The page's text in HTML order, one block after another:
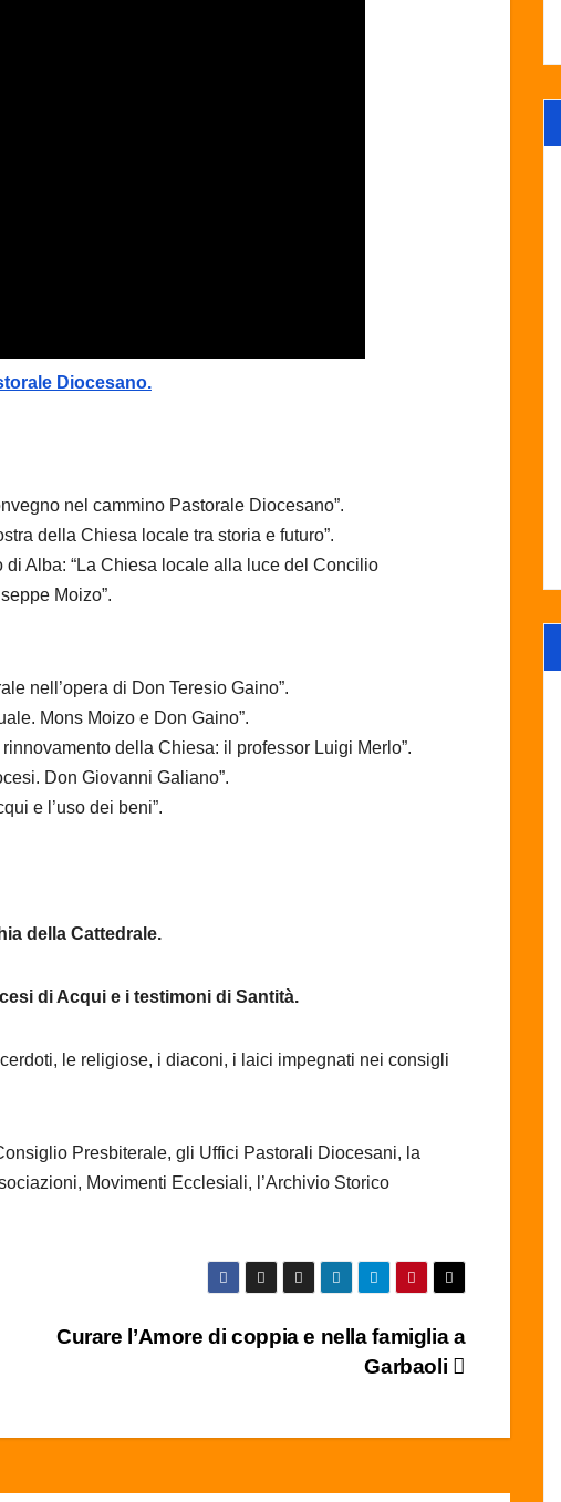
Diocesano.
nel cammino Pastorale Diocesano”.
della Chiesa locale tra storia e futuro”.
di Alba: “La Chiesa locale alla luce del Concilio
Moizo”.
nell’opera di Don Teresio Gaino”.
Mons Moizo e Don Gaino”.
della Chiesa: il professor Luigi Merlo”.
Don Giovanni Galiano”.
e l’uso dei beni”.
della Cattedrale.
di Acqui e i testimoni di Santità.
le religiose, i diaconi, i laici impegnati nei consigli
Presbiterale, gli Uffici Pastorali Diocesani, la
Movimenti Ecclesiali, l’Archivio Storico
Curare l’Amore di coppia e nella famiglia a
Garbaoli